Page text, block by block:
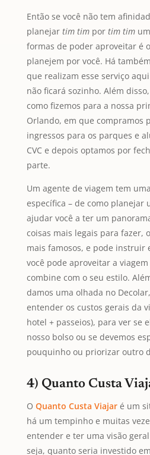
Então se você não tem
planejar tim timpor tim tim
formas de poder aproveitar é
planejem por você. Há
que realizam esse serviço
não ficará sozinho. Além
como fizemos para a nossa
Orlando, em que compramos
ingressos para os parques e
CVC e depois optamos por
parte.
Um agente de viagem tem
específica – de como planejar
ajudar você a ter um
coisas mais legais para fazer,
mais famosos, e pode instruir
você pode aproveitar a
combine com o seu estilo.
damos uma olhada no
entender os custos gerais da
hotel + passeios), para ver se
nosso bolso ou se devemos
pouquinho ou priorizar outro
4) Quanto Custa
O Quanto Custa Viajaré um
há um tempinho e muitas
entender e ter uma visão
seja, quanto seria investido